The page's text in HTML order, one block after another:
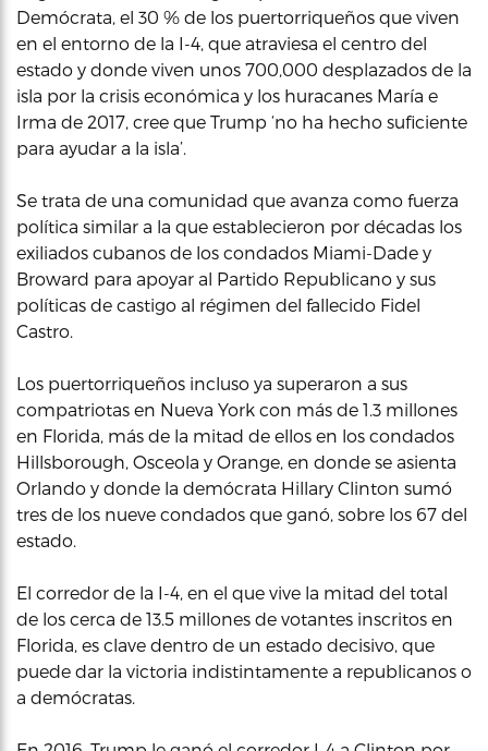
Demócrata, el 30 % de los puertorriqueños que viven
en el entorno de la I-4, que atraviesa el centro del
estado y donde viven unos 700,000 desplazados de la
isla por la crisis económica y los huracanes María e
Irma de 2017, cree que Trump ‘no ha hecho suficiente
para ayudar a la isla’.
Se trata de una comunidad que avanza como fuerza
política similar a la que establecieron por décadas los
exiliados cubanos de los condados Miami-Dade y
Broward para apoyar al Partido Republicano y sus
políticas de castigo al régimen del fallecido Fidel
Castro.
Los puertorriqueños incluso ya superaron a sus
compatriotas en Nueva York con más de 1.3 millones
en Florida, más de la mitad de ellos en los condados
Hillsborough, Osceola y Orange, en donde se asienta
Orlando y donde la demócrata Hillary Clinton sumó
tres de los nueve condados que ganó, sobre los 67 del
estado.
El corredor de la I-4, en el que vive la mitad del total
de los cerca de 13.5 millones de votantes inscritos en
Florida, es clave dentro de un estado decisivo, que
puede dar la victoria indistintamente a republicanos o
a demócratas.